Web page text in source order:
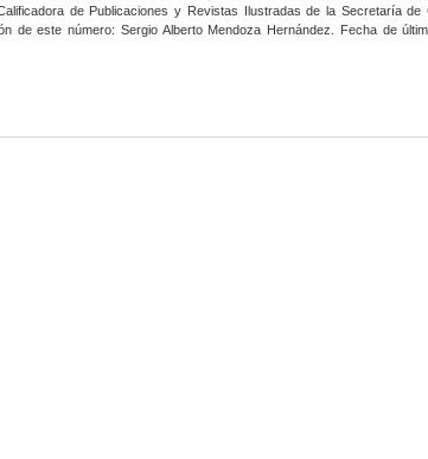
de Publicaciones y Revistas Ilustradas de la Secretaría de
de este número: Sergio Alberto Mendoza Hernández. Fecha de